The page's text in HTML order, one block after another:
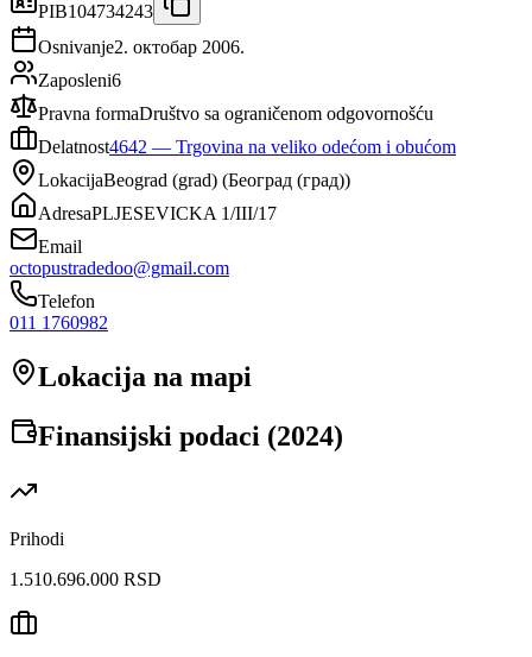
PIB104734243
Osnivanje2. октобар 2006.
Zaposleni6
Pravna formaDruštvo sa ograničenom odgovornošću
Delatnost4642 — Trgovina na veliko odećom i obućom
LokacijaBeograd (grad) (Београд (град))
AdresaPLJESEVICKA 1/III/17
Email
octopustradedoo@gmail.com
Telefon
011 1760982
Lokacija na mapi
Finansijski podaci (2024)
Prihodi
1.510.696.000 RSD